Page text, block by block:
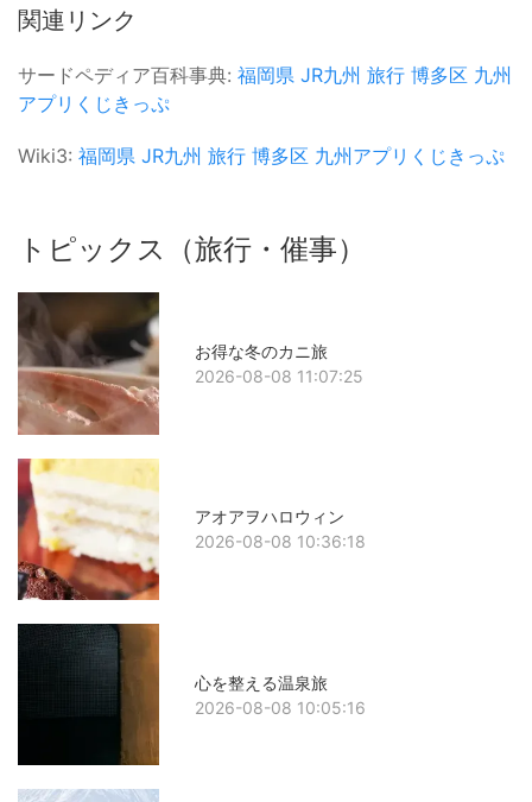
関連リンク
サードペディア百科事典: 福岡県 JR九州 旅行 博多区 九州
アプリくじきっぷ
Wiki3: 福岡県 JR九州 旅行 博多区 九州アプリくじきっぷ
トピックス（旅行・催事）
お得な冬のカニ旅
2026-08-08 11:07:25
アオアヲハロウィン
2026-08-08 10:36:18
心を整える温泉旅
2026-08-08 10:05:16